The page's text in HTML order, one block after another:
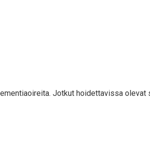
Jotkut hoidettavissa olevat